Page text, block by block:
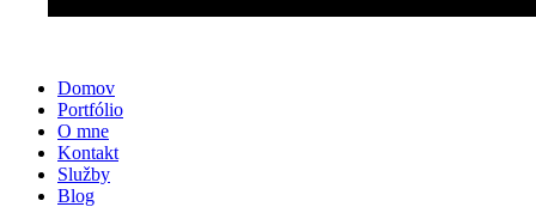
Domov
Portfólio
O mne
Kontakt
Služby
Blog